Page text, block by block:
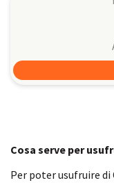
Cosa serve per
Per poter usufruire di